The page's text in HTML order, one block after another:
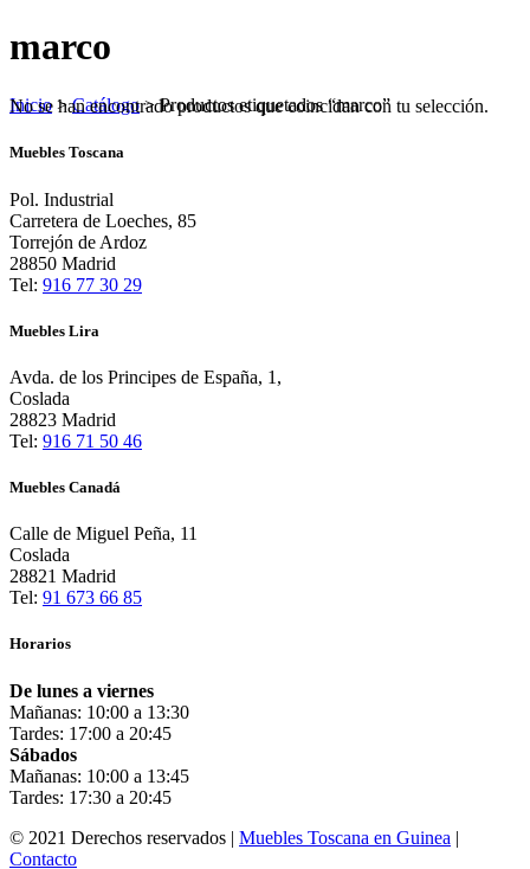
marco
Inicio>Catálogo>Productos etiquetados “marco”
No se han encontrado productos que coincidan con tu selección.
Muebles Toscana
Pol. Industrial
Carretera de Loeches, 85
Torrejón de Ardoz
28850 Madrid
Tel: 916 77 30 29
Muebles Lira
Avda. de los Principes de España, 1,
Coslada
28823 Madrid
Tel: 916 71 50 46
Muebles Canadá
Calle de Miguel Peña, 11
Coslada
28821 Madrid
Tel: 91 673 66 85
Horarios
De lunes a viernes
Mañanas: 10:00 a 13:30
Tardes: 17:00 a 20:45
Sábados
Mañanas: 10:00 a 13:45
Tardes: 17:30 a 20:45
© 2021 Derechos reservados | Muebles Toscana en Guinea |
Contacto